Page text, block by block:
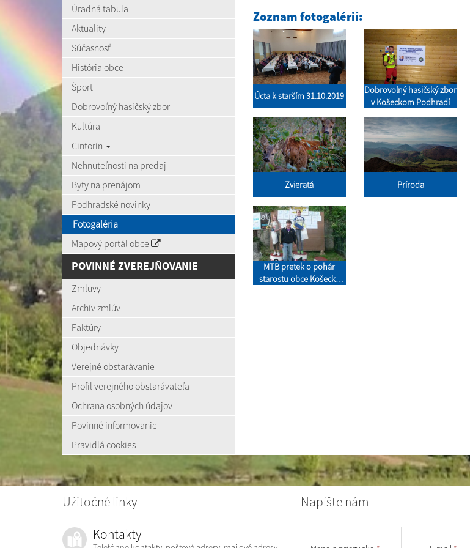
Úradná tabuľa
Aktuality
Súčasnosť
História obce
Šport
Dobrovoľný hasičský zbor
Kultúra
Cintorín
Nehnuteľnosti na predaj
Byty na prenájom
Podhradské novinky
Fotogaléria
Mapový portál obce
POVINNÉ ZVEREJŇOVANIE
Zmluvy
Archív zmlúv
Faktúry
Objednávky
Verejné obstarávanie
Profil verejného obstarávateľa
Ochrana osobných údajov
Povinné informovanie
Pravidlá cookies
Zoznam fotogalérií:
Úcta k starším 31.10.2019
Dobrovoľný hasičský zbor
v Košeckom Podhradí
Zvieratá Príroda
MTB pretek o pohár
starostu obce Košecké
Napíšte nám
Užitočné linky
Kontakty